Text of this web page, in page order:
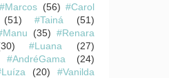
#Marcos (56) #Carol
(51) #Tainá
(51)
(35) #Renara
#Luana
(27)
#AndréGama
(24)
(20)
#Vanilda